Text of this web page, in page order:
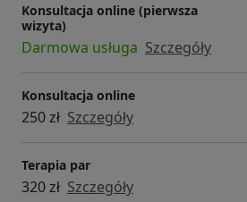
Konsultacja online (pierwsza
wizyta)
Darmowa usługa Szczegóły
Konsultacja online
250 zł Szczegóły
Terapia par
320 zł Szczegóły